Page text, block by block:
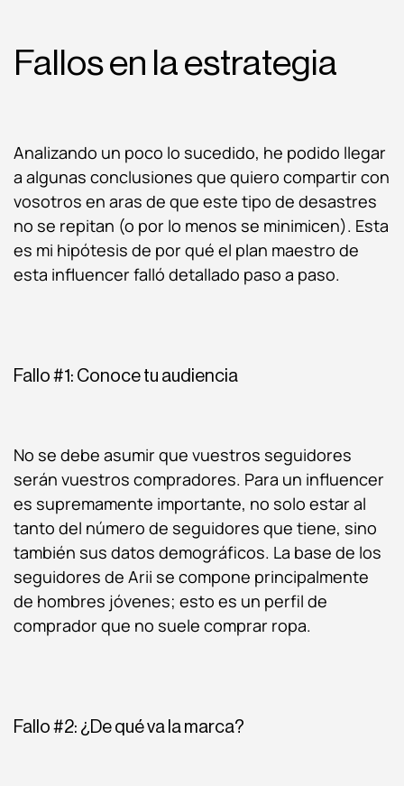
Fallos en la estrategia
Analizando un poco lo sucedido, he podido llegar
a algunas conclusiones que quiero compartir con
vosotros en aras de que este tipo de desastres
no se repitan (o por lo menos se minimicen). Esta
es mi hipótesis de por qué el plan maestro de
esta influencer falló detallado paso a paso.
Fallo #1: Conoce tu audiencia
No se debe asumir que vuestros seguidores
serán vuestros compradores. Para un influencer
es supremamente importante, no solo estar al
tanto del número de seguidores que tiene, sino
también sus datos demográficos. La base de los
seguidores de Arii se compone principalmente
de hombres jóvenes; esto es un perfil de
comprador que no suele comprar ropa.
Fallo #2: ¿De qué va la marca?